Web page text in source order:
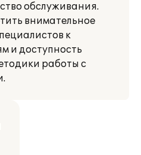
обслуживания.
внимательное
к
и доступность
работы с